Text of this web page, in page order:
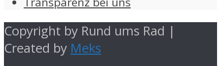
Copyright by Rund ums Rad |
Created by Meks